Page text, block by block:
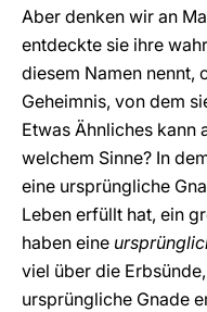
Aber denken wir an
entdeckte sie ihre
diesem Namen nennt,
Geheimnis, von dem
Etwas Ähnliches kann
welchem Sinne? In
eine ursprüngliche
Leben erfüllt hat, ein
haben eine
viel über die
ursprüngliche Gnade